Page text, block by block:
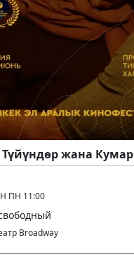
Түйүндөр жана Кумар
ПН 11:00
Broadway